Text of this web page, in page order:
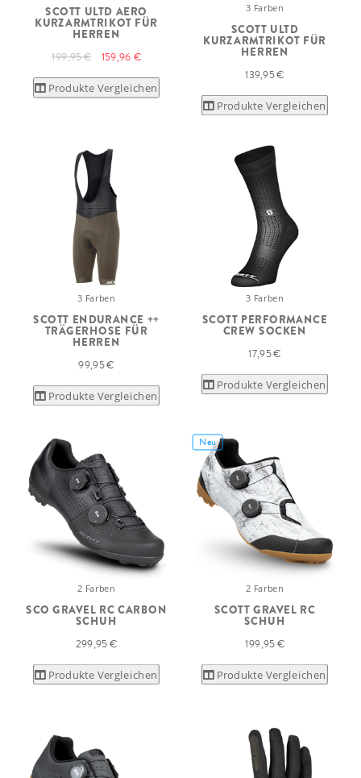
SCOTT ULTD AERO
KURZARMTRIKOT FÜR
HERREN
199,95 € 159,96 €
Produkte Vergleichen
3 Farben
SCOTT ULTD
KURZARMTRIKOT FÜR
HERREN
139,95 €
Produkte Vergleichen
3 Farben
SCOTT ENDURANCE ++
TRÄGERHOSE FÜR
HERREN
99,95 €
Produkte Vergleichen
3 Farben
SCOTT PERFORMANCE
CREW SOCKEN
17,95 €
Produkte Vergleichen
2 Farben
SCO GRAVEL RC CARBON
SCHUH
299,95 €
Produkte Vergleichen
Neu
2 Farben
SCOTT GRAVEL RC
SCHUH
199,95 €
Produkte Vergleichen